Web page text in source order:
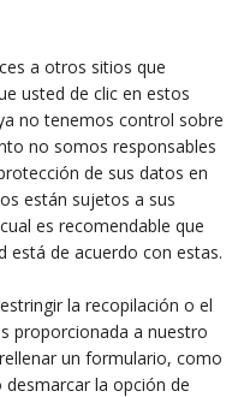
a otros sitios que
usted de clic en estos
no tenemos control sobre
no somos responsables
de sus datos en
están sujetos a sus
es recomendable que
está de acuerdo con estas.
la recopilación o el
proporcionada a nuestro
un formulario, como
la opción de